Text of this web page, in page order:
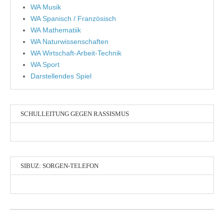
WA Musik
WA Spanisch / Französisch
WA Mathematiik
WA Naturwissenschaften
WA Wirtschaft-Arbeit-Technik
WA Sport
Darstellendes Spiel
SCHULLEITUNG GEGEN RASSISMUS
SIBUZ: SORGEN-TELEFON